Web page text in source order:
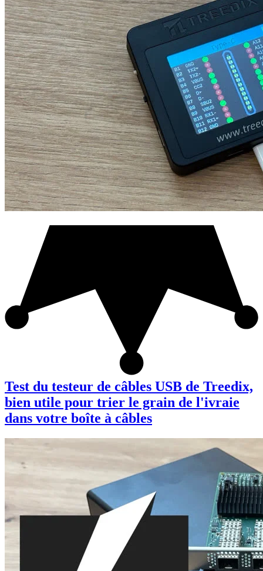
Test du testeur de câbles USB de Treedix,
bien utile pour trier le grain de l'ivraie
dans votre boîte à câbles